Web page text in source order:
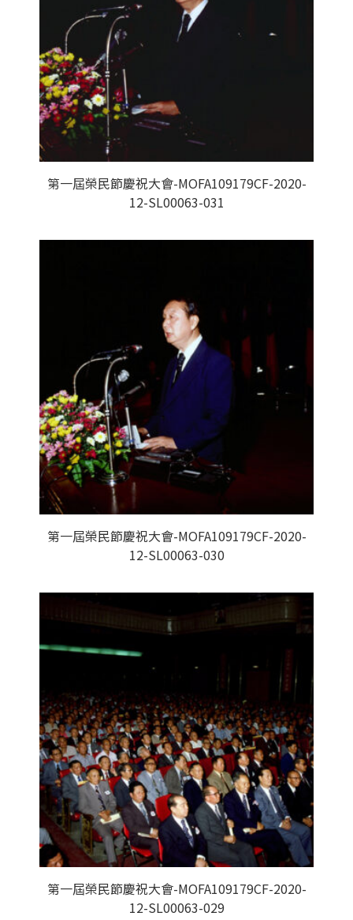
第一屆榮民節慶祝大會-MOFA109179CF-2020-
12-SL00063-031
第一屆榮民節慶祝大會-MOFA109179CF-2020-
12-SL00063-030
第一屆榮民節慶祝大會-MOFA109179CF-2020-
12-SL00063-029